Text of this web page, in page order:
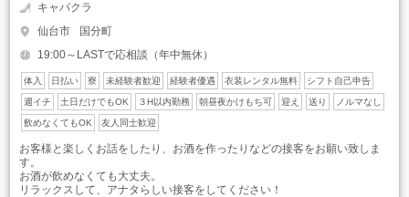
キャバクラ
仙台市
国分町
19:00～LASTで応相談（年中無休）
体入 日払い 寮 未経験者歓迎 経験者優遇 衣装レンタル無料 シフト自己申告
週イチ 土日だけでもOK ３H以内勤務 朝昼夜かけもち可 迎え 送り ノルマなし
飲めなくてもOK 友人同士歓迎
お客様と楽しくお話をしたり、お酒を作ったりなどの接客をお願い致しま
す。
お酒が飲めなくても大丈夫。
リラックスして、アナタらしい接客をしてください！